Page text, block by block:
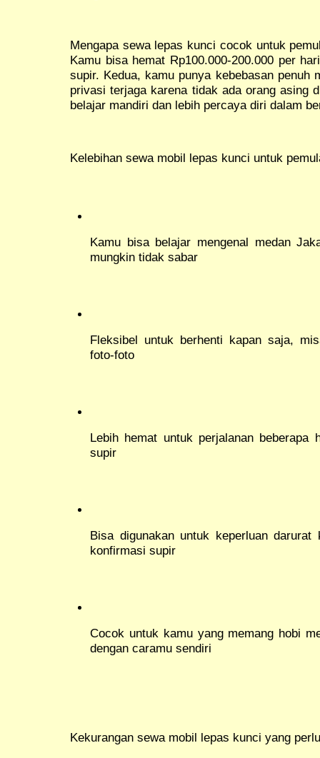
Mengapa sewa lepas kunci cocok untuk
Kamu bisa hemat Rp100.000-200.000 per
supir. Kedua, kamu punya kebebasan penuh
privasi terjaga karena tidak ada orang asing
belajar mandiri dan lebih percaya diri dalam
Kelebihan sewa mobil lepas kunci untuk
Kamu bisa belajar mengenal medan
mungkin tidak sabar
Fleksibel untuk berhenti kapan saja,
foto-foto
Lebih hemat untuk perjalanan
supir
Bisa digunakan untuk keperluan
konfirmasi supir
Cocok untuk kamu yang memang hobi
dengan caramu sendiri
Kekurangan sewa mobil lepas kunci yang